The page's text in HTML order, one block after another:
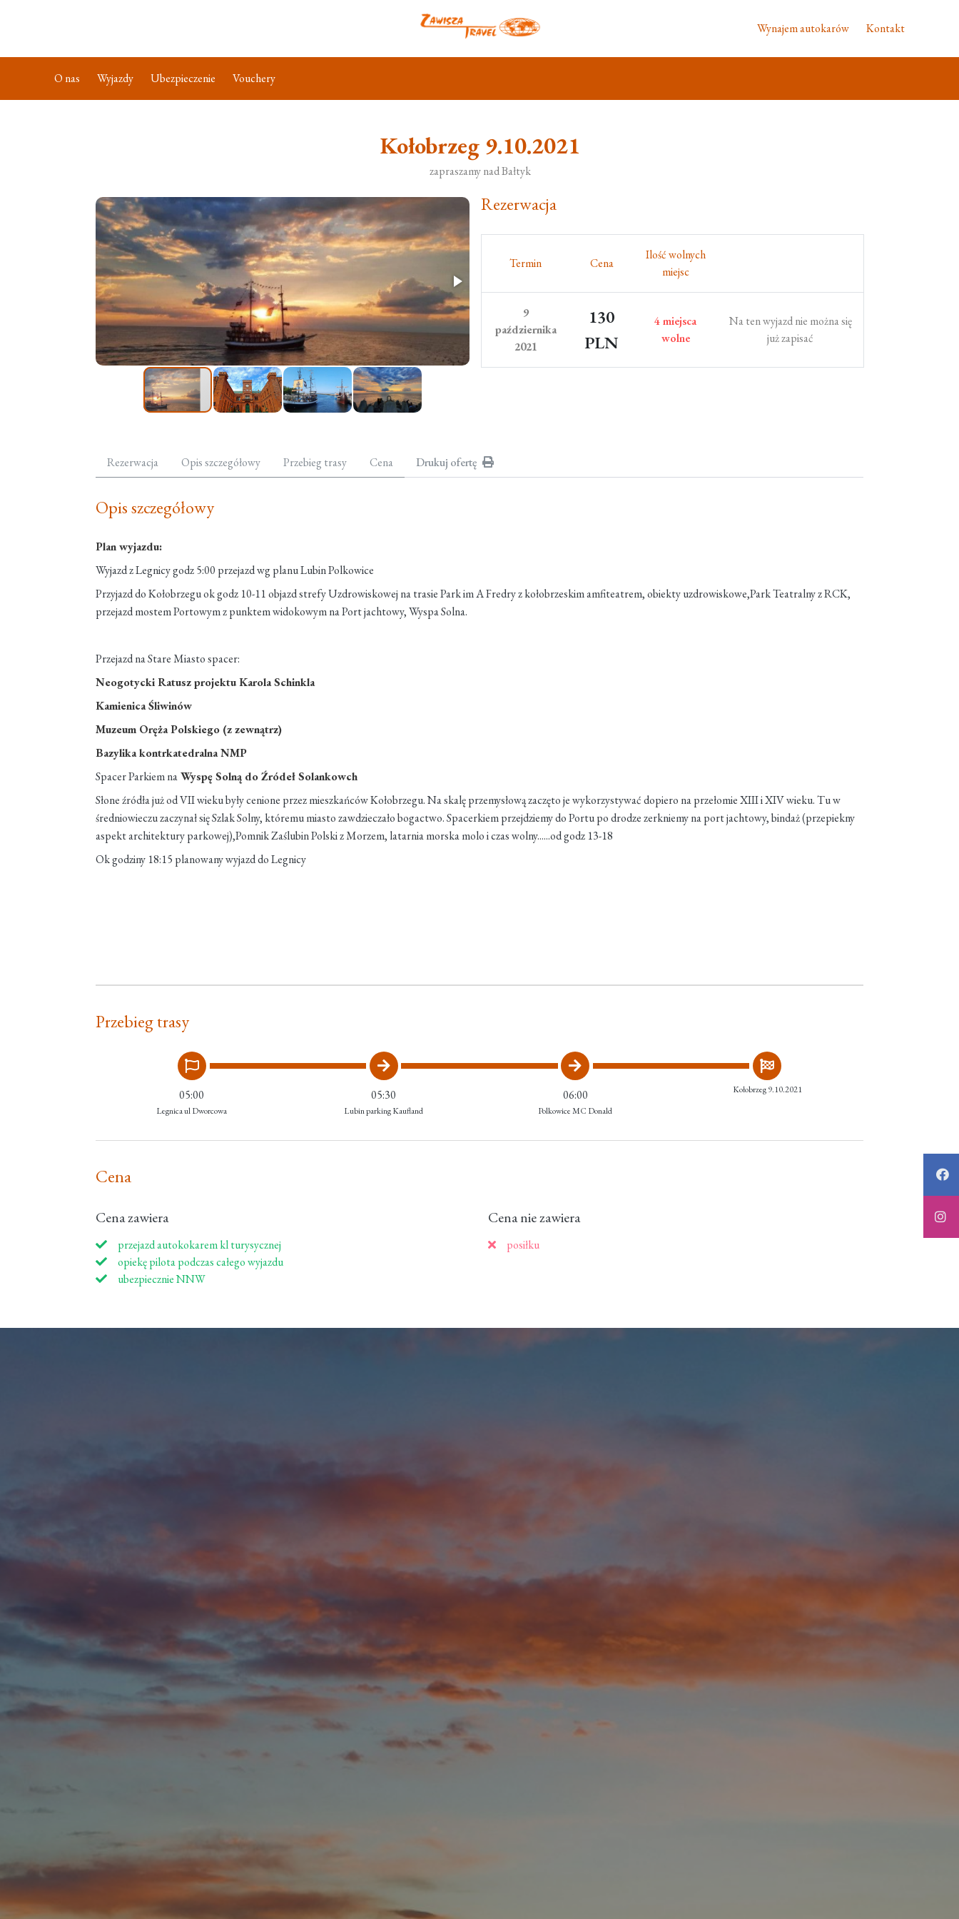
Wynajem autokarów Kontakt
O nas Wyjazdy Ubezpieczenie Vouchery
Kołobrzeg 9.10.2021
zapraszamy nad Bałtyk
Rezerwacja
Termin Cena
Ilość wolnych
miejsc
9
października
2021
130
PLN
4 miejsca
wolne
Na ten wyjazd nie można się
już zapisać
Rezerwacja Opis szczegółowy Przebieg trasy Cena Drukuj ofertę
Opis szczegółowy
Plan wyjazdu:
Wyjazd z Legnicy godz 5:00 przejazd wg planu Lubin Polkowice
Przyjazd do Kołobrzegu ok godz 10-11 objazd strefy Uzdrowiskowej na trasie Park im A Fredry z kołobrzeskim amfiteatrem, obiekty uzdrowiskowe,Park Teatralny z RCK,
przejazd mostem Portowym z punktem widokowym na Port jachtowy, Wyspa Solna.
Przejazd na Stare Miasto spacer:
Neogotycki Ratusz projektu Karola Schinkla
Kamienica Śliwinów
Muzeum Oręża Polskiego (z zewnątrz)
Bazylika kontrkatedralna NMP
Spacer Parkiem naWyspę Solną do Źródeł Solankowch
Słone źródła już od VII wieku były cenione przez mieszkańców Kołobrzegu. Na skalę przemysłową zaczęto je wykorzystywać dopiero na przełomie XIII i XIV wieku. Tu w
średniowieczu zaczynał się Szlak Solny, któremu miasto zawdzieczało bogactwo. Spacerkiem przejdziemy do Portu po drodze zerkniemy na port jachtowy, bindaż (przepiekny
aspekt architektury parkowej),Pomnik Zaślubin Polski z Morzem, latarnia morska molo i czas wolny......od godz 13-18
Ok godziny 18:15 planowany wyjazd do Legnicy
Przebieg trasy
05:00
Legnica ul Dworcowa
05:30
Lubin parking Kaufland
06:00
Polkowice MC Donald
Kołobrzeg 9.10.2021
Cena
Cena zawiera
przejazd autokokarem kl turysycznej
opiekę pilota podczas całego wyjazdu
ubezpiecznie NNW
Cena nie zawiera
posiłku